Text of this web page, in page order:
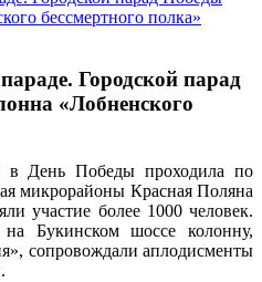
Городской парад
«Лобненского
в День Победы проходила по
микрорайоны Красная Поляна
участие более 1000 человек.
Букинском шоссе колонну,
сопровождали аплодисменты